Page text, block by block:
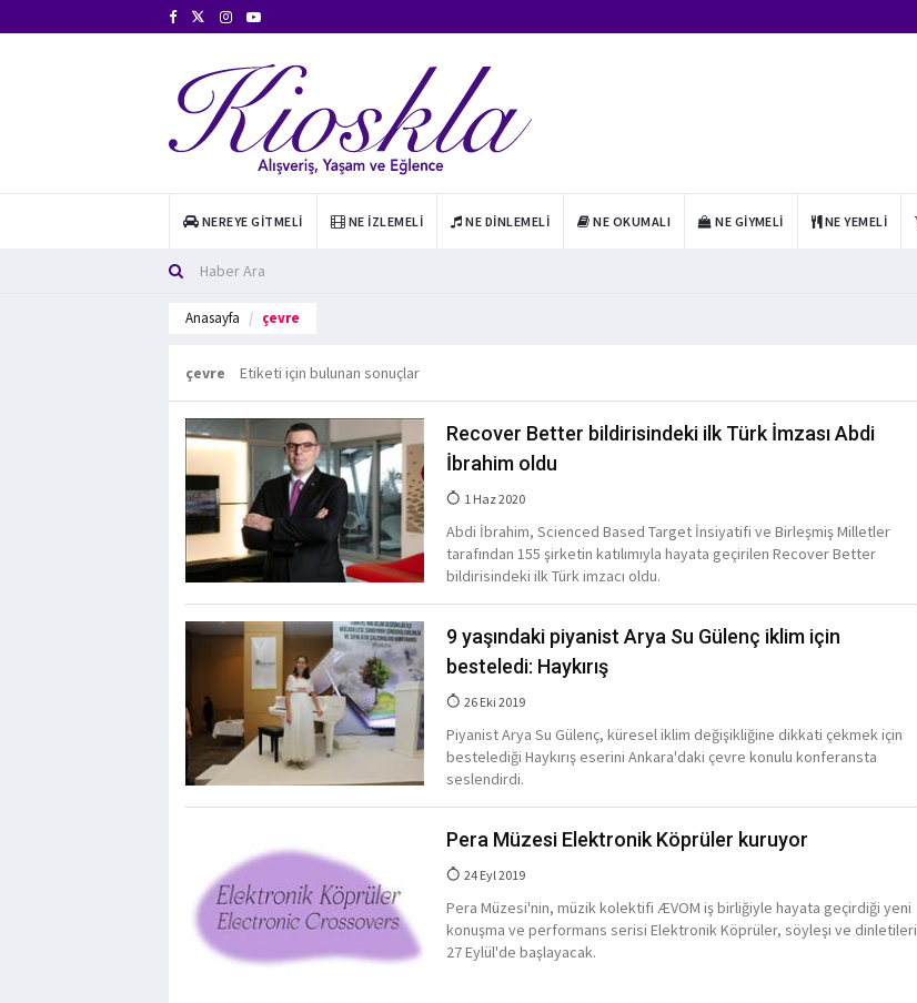
NEREYE GITMELI NE İZLEMELI NE DINLEMELI NE OKUMALI NE GIYMELI NE YEMELI
Anasayfa çevre
çevre Etiketi için bulunan sonuçlar
Recover Better bildirisindeki ilk Türk İmzası Abdi
İbrahim oldu
1 Haz 2020
Abdi İbrahim, Scienced Based Target İnsiyatifi ve Birleşmiş Milletler
tarafından 155 şirketin katılımıyla hayata geçirilen Recover Better
bildirisindeki ilk Türk imzacı oldu.
9 yaşındaki piyanist Arya Su Gülenç iklim için
besteledi: Haykırış
26 Eki 2019
Piyanist Arya Su Gülenç, küresel iklim değişikliğine dikkati çekmek için
bestelediği Haykırış eserini Ankara'daki çevre konulu konferansta
seslendirdi.
Pera Müzesi Elektronik Köprüler kuruyor
24 Eyl 2019
Pera Müzesi'nin, müzik kolektifi ÆVOM iş birliğiyle hayata geçirdiği yeni
konuşma ve performans serisi Elektronik Köprüler, söyleşi ve dinletileri
27 Eylül'de başlayacak.